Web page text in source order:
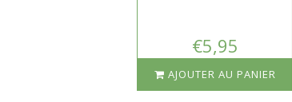
€5,95
AJOUTER AU PANIER